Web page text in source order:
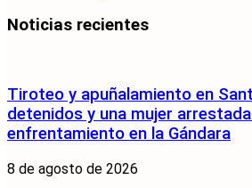
Noticias recientes
Tiroteo y apuñalamiento en
detenidos y una mujer
enfrentamiento en la Gándara
8 de agosto de 2026